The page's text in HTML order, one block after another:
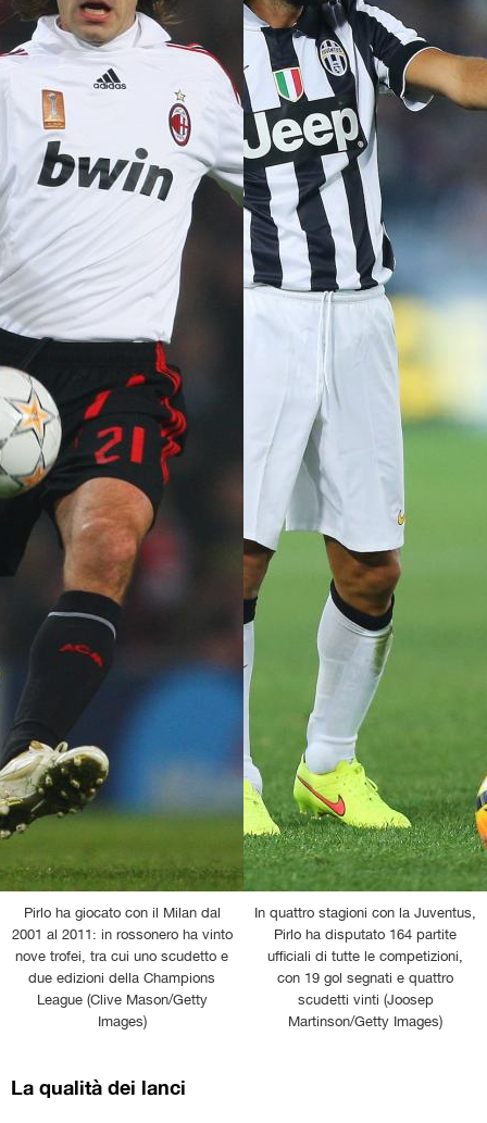
Pirlo ha giocato con il Milan dal
2001 al 2011: in rossonero ha vinto
nove trofei, tra cui uno scudetto e
due edizioni della Champions
League (Clive Mason/Getty
Images)
In quattro stagioni con la Juventus,
Pirlo ha disputato 164 partite
ufficiali di tutte le competizioni,
con 19 gol segnati e quattro
scudetti vinti (Joosep
Martinson/Getty Images)
La qualità dei lanci